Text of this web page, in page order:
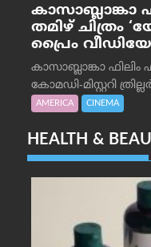
കാസാബ്ലാങ്കാ
തമിഴ്
പ്രൈം
കാസാബ്ലാങ്കാ
കോമഡി-മിസ്റ്ററി
AMERICA CINEMA
HEALTH &